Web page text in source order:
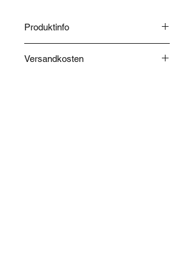
Produktinfo
Versandkosten